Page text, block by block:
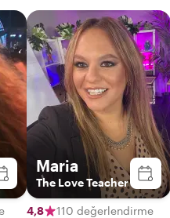
Maria
The Love Teacher
4,8 110 değerlendirme